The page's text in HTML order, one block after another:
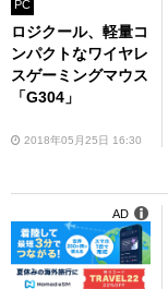
PC
ロジクール、軽量コ
ンパクトなワイヤレ
スゲーミングマウス
「G304」
2018年05月25日 16:30
AD